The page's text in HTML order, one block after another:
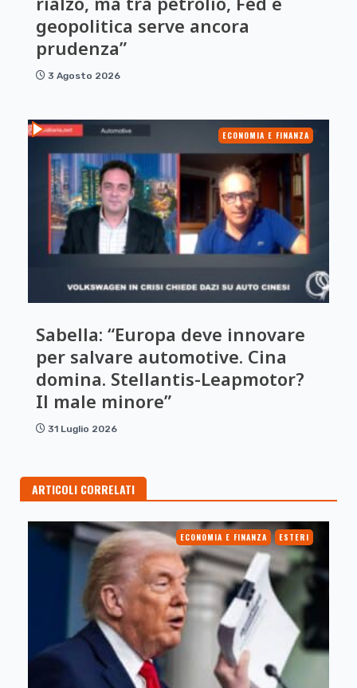
geopolitica serve ancora
prudenza”
3 Agosto 2026
ECONOMIA E FINANZA
Sabella: “Europa deve innovare
per salvare automotive. Cina
domina. Stellantis-Leapmotor?
Il male minore”
31 Luglio 2026
ARTICOLI CORRELATI
ECONOMIA E FINANZA ESTERI